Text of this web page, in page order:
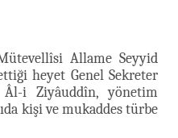
Allame Seyyid
heyet Genel Sekreter
i Ziyâuddîn, yönetim
kişi ve mukaddes türbe